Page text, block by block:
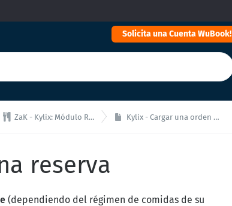
Solicita una Cuenta WuBook!
 ZaK - Kylix: Módulo Restaurante Kylix - Cargar una orden a una reserva
reserva
(dependiendo del régimen de comidas de su